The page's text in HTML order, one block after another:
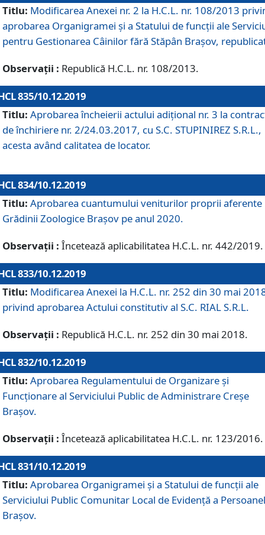
Titlu: Modificarea Anexei nr. 2 la H.C.L. nr. 108/2013
aprobarea Organigramei şi a Statului de funcții ale
pentru Gestionarea Câinilor fără Stăpân Brașov,
Observații : Republică H.C.L. nr. 108/2013.
835/10.12.2019
Titlu: Aprobarea încheierii actului adițional nr. 3 la
de închiriere nr. 2/24.03.2017, cu S.C. STUPINIREZ S.R.L.,
acesta având calitatea de locator.
834/10.12.2019
Titlu: Aprobarea cuantumului veniturilor proprii aferente
Grădinii Zoologice Braşov pe anul 2020.
Observații : Încetează aplicabilitatea H.C.L. nr. 442/2019.
833/10.12.2019
Titlu: Modificarea Anexei la H.C.L. nr. 252 din 30 mai
privind aprobarea Actului constitutiv al S.C. RIAL S.R.L.
Observații : Republică H.C.L. nr. 252 din 30 mai 2018.
832/10.12.2019
Titlu: Aprobarea Regulamentului de Organizare și
Funcționare al Serviciului Public de Administrare Creșe
Brașov.
Observații : Încetează aplicabilitatea H.C.L. nr. 123/2016.
831/10.12.2019
Titlu: Aprobarea Organigramei și a Statului de funcții ale
Serviciului Public Comunitar Local de Evidență a
Brașov.